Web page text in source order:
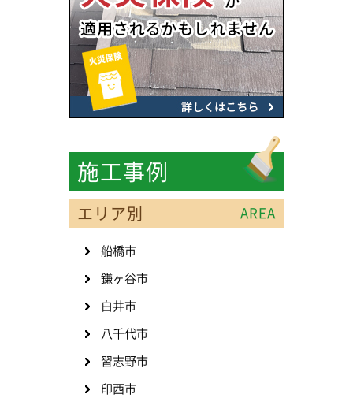
施工事例
エリア別 AREA
船橋市
鎌ヶ谷市
白井市
八千代市
習志野市
印西市